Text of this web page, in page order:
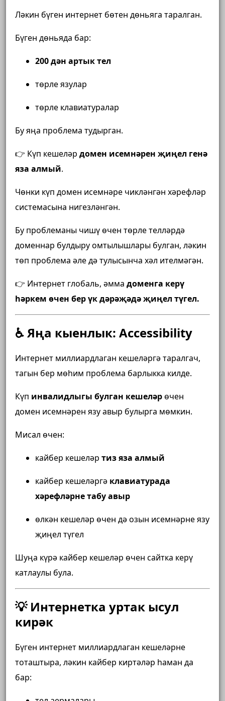
Ләкин бүген интернет бөтен дөньяга таралган.
Бүген дөньяда бар:
200 дән артык тел
төрле язулар
төрле клавиатуралар
Бу яңа проблема тудырган.
👉 Күп кешеләр домен исемнәрен җиңел генә
яза алмый.
Чөнки күп домен исемнәре чикләнгән хәрефләр
системасына нигезләнгән.
Бу проблеманы чишү өчен төрле телләрдә
доменнар булдыру омтылышлары булган, ләкин
төп проблема әле дә тулысынча хәл ителмәгән.
👉 Интернет глобаль, әмма доменга керү
һәркем өчен бер үк дәрәҗәдә җиңел түгел.
♿ Яңа кыенлык: Accessibility
Интернет миллиардлаган кешеләргә таралгач,
тагын бер мөһим проблема барлыкка килде.
Күп инвалидлыгы булган кешеләрөчен
домен исемнәрен язу авыр булырга мөмкин.
Мисал өчен:
кайбер кешеләр тиз яза алмый
кайбер кешеләргә клавиатурада
хәрефләрне табу авыр
өлкән кешеләр өчен дә озын исемнәрне язу
җиңел түгел
Шуңа күрә кайбер кешеләр өчен сайтка керү
катлаулы була.
💡 Интернетка уртак ысул
кирәк
Бүген интернет миллиардлаган кешеләрне
тоташтыра, ләкин кайбер киртәләр һаман да
бар: